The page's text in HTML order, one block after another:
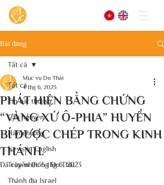
Bài đăng
Tất cả
Tin tức thời sự
Cầu nguyện
Hành hương
News in English
Truyền thống Do Thái
Thánh địa Israel
Tất cả
PHÁT HIỆN BẰNG CHỨNG
“VÀNG XỨ Ô-PHIA” HUYỀN
BÍ ĐƯỢC CHÉP TRONG KINH
THÁNH.
Mục vụ Do Thái
4 thg 6, 2023
Đã cập nhật:5 thg 6, 2023